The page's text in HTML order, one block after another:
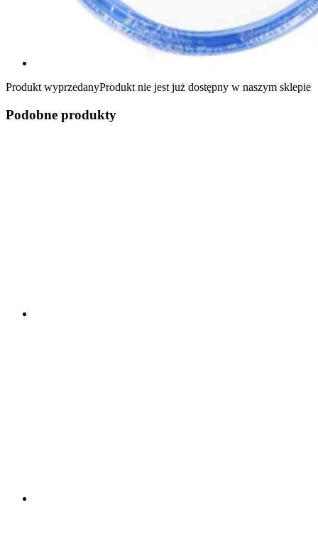
Produkt wyprzedanyProdukt nie jest już dostępny w naszym sklepie
Podobne produkty